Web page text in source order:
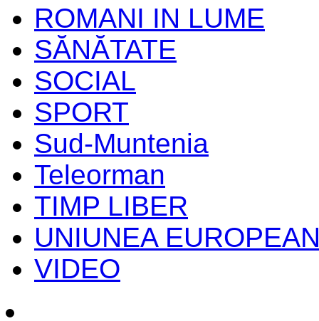
ROMANI IN LUME
SĂNĂTATE
SOCIAL
SPORT
Sud-Muntenia
Teleorman
TIMP LIBER
UNIUNEA
VIDEO